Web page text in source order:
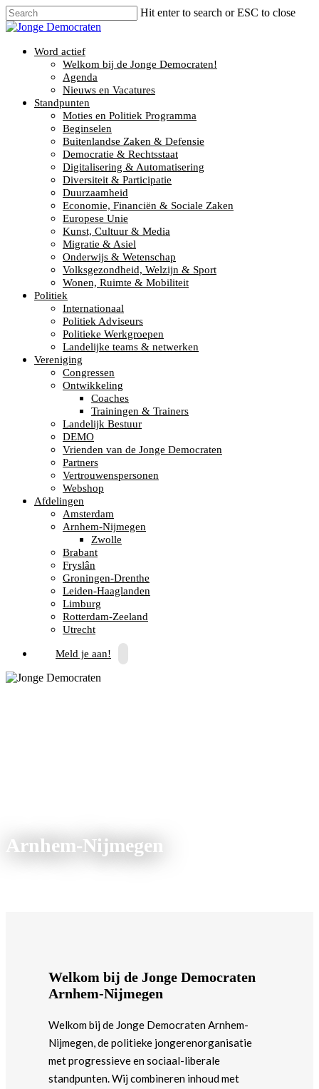
Hit enter to search or ESC to close
Word actief
Welkom bij de Jonge Democraten!
Agenda
Nieuws en Vacatures
Standpunten
Moties en Politiek Programma
Beginselen
Buitenlandse Zaken & Defensie
Democratie & Rechtsstaat
Digitalisering & Automatisering
Diversiteit & Participatie
Duurzaamheid
Economie, Financiën & Sociale Zaken
Europese Unie
Kunst, Cultuur & Media
Migratie & Asiel
Onderwijs & Wetenschap
Volksgezondheid, Welzijn & Sport
Wonen, Ruimte & Mobiliteit
Politiek
Internationaal
Politiek Adviseurs
Politieke Werkgroepen
Landelijke teams & netwerken
Vereniging
Congressen
Ontwikkeling
Coaches
Trainingen & Trainers
Landelijk Bestuur
DEMO
Vrienden van de Jonge Democraten
Partners
Vertrouwenspersonen
Webshop
Afdelingen
Amsterdam
Arnhem-Nijmegen
Zwolle
Brabant
Fryslân
Groningen-Drenthe
Leiden-Haaglanden
Limburg
Rotterdam-Zeeland
Utrecht
Meld je aan!
Arnhem-Nijmegen
Welkom bij de Jonge Democraten
Arnhem-Nijmegen
Welkom bij de Jonge Democraten Arnhem-
Nijmegen, de politieke jongerenorganisatie
met progressieve en sociaal-liberale
standpunten. Wij combineren inhoud met